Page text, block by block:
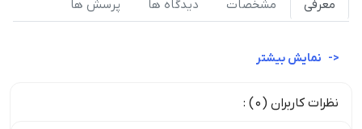
معرفی مشخصات دیدگاه ها پرسش ها
نظرات کاربران (0) :